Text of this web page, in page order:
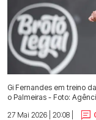
Gi Fernandes em treino
o Palmeiras - Foto:
27 Mai 2026 | 20:08 |